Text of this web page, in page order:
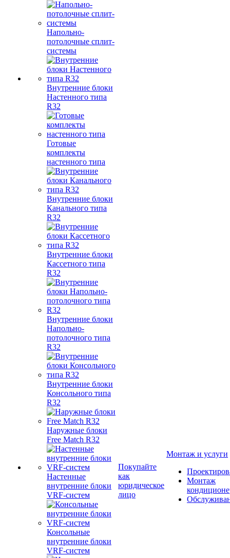
Напольно-
потолочные сплит-
системы
Внутренние блоки
Настенного типа
R32
Готовые
комплекты
настенного типа
Внутренние блоки
Канального типа
R32
Внутренние блоки
Кассетного типа
R32
Внутренние блоки
Напольно-
потолочного типа
R32
Внутренние блоки
Консольного типа
R32
Наружные блоки
Free Match R32
Настенные
внутренние блоки
VRF-систем
Консольные
внутренние блоки
VRF-систем
Покупайте
как
юридическое
лицо
Монтаж и услуги
Монтаж